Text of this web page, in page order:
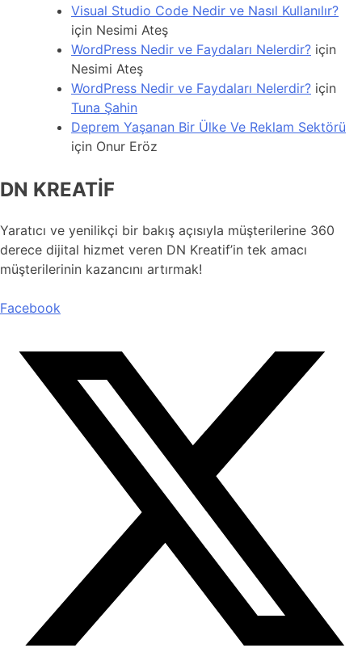
Visual Studio Code Nedir ve Nasıl Kullanılır?
için Nesimi Ateş
WordPress Nedir ve Faydaları Nelerdir? için
Nesimi Ateş
WordPress Nedir ve Faydaları Nelerdir? için
Tuna Şahin
Deprem Yaşanan Bir Ülke Ve Reklam Sektörü
için Onur Eröz
DN KREATİF
Yaratıcı ve yenilikçi bir bakış açısıyla müşterilerine 360
derece dijital hizmet veren DN Kreatif’in tek amacı
müşterilerinin kazancını artırmak!
Facebook